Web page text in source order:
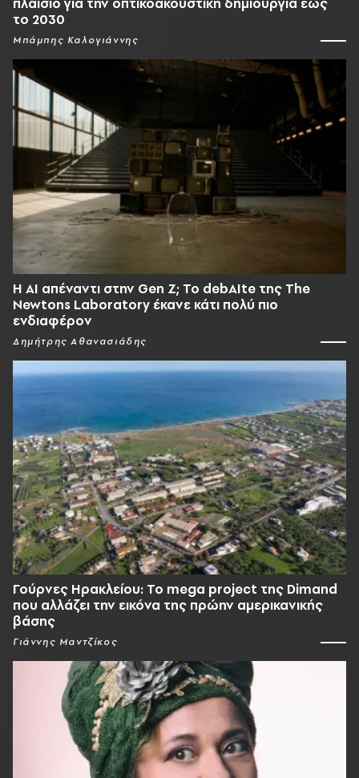
το 2030
Μπάμπης Καλογιάννης
Η AI απέναντι στην Gen Z; Το debAIte της The
Newtons Laboratory έκανε κάτι πολύ πιο
ενδιαφέρον
Δημήτρης Αθανασιάδης
Γούρνες Ηρακλείου: To mega project της Dimand
που αλλάζει την εικόνα της πρώην αμερικανικής
βάσης
Γιάννης Μαντζίκος